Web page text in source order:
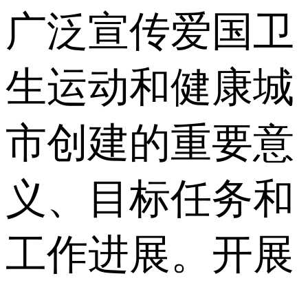
广泛宣传爱国卫
生运动和健康城
市创建的重要意
义、目标任务和
工作进展。开展